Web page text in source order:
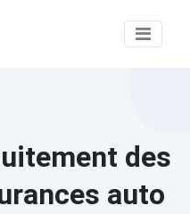
des
auto